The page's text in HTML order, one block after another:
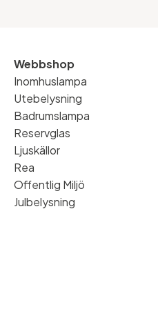
Webbshop
Inomhuslampa
Utebelysning
Badrumslampa
Reservglas
Ljuskällor
Rea
Offentlig Miljö
Julbelysning